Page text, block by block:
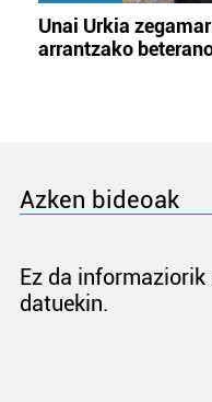
Unai Urkia
arrantzako
Azken bideoak
Ez da
datuekin.